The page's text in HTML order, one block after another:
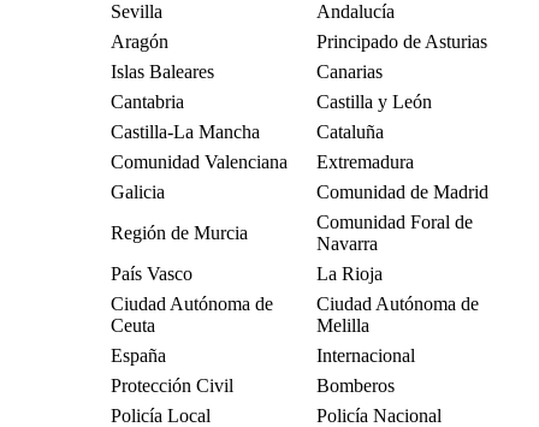
Sevilla
Andalucía
Aragón
Principado de Asturias
Islas Baleares
Canarias
Cantabria
Castilla y León
Castilla-La Mancha
Cataluña
Comunidad Valenciana
Extremadura
Galicia
Comunidad de Madrid
Región de Murcia
Comunidad Foral de
Navarra
País Vasco
La Rioja
Ciudad Autónoma de
Ceuta
Ciudad Autónoma de
Melilla
España
Internacional
Protección Civil
Bomberos
Policía Local
Policía Nacional